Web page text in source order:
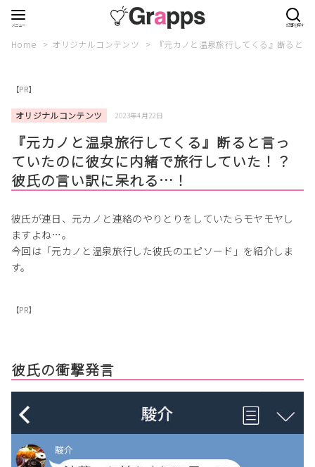
Home オリジナルコンテンツ 『元カノと温泉旅行してくる』断ると
【PR】
オリジナルコンテンツ 2023年4月22日
『元カノと温泉旅行してくる』断ると言っ
ていたのに彼女に内緒で旅行していた！？
彼氏の言い訳に呆れる…！
彼氏が連日、元カノと連絡のやりとりをしていたらモヤモヤし
ますよね…。
今回は「元カノと温泉旅行した彼氏のエピソード」を紹介しま
す。
【PR】
彼氏の衝撃発言